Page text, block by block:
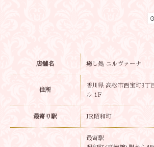
店舗名 癒し処 ニルヴァーナ
住所
香川県 高松市西宝町3
ル 1F
最寄り駅 JR昭和町
最寄駅